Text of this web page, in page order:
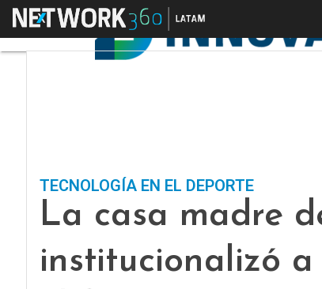
Menú
TECNOLOGÍA EN EL DEPORTE
La casa madre
institucionalizó a